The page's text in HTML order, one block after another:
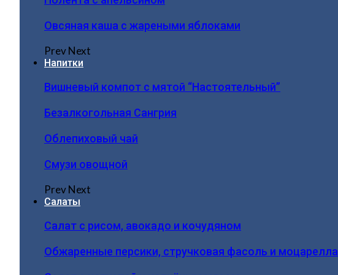
Овсяная каша с жареными яблоками
PrevNext
Напитки
Вишневый компот с мятой “Настоятельный”
Безалкогольная Сангрия
Облепиховый чай
Смузи овощной
PrevNext
Салаты
Салат с рисом, авокадо и кочудяном
Обжаренные персики, стручковая фасоль и моцарелла